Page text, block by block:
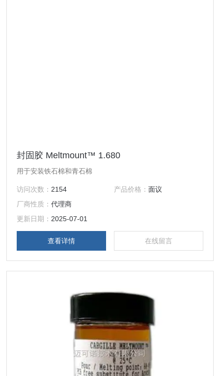
封固胶 Meltmount™ 1.680
用于安装铁石棉和青石棉
访问次数： 2154 产品价格： 面议
厂商性质：代理商
更新日期： 2025-07-01
查看详情 在线留言